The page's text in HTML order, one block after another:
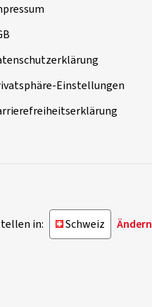
Einstellungen
in: Schweiz Ändern